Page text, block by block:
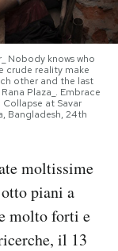
Nobody knows who
crude reality make
other and the last
Plaza_. Embrace
at Savar
Bangladesh, 24th
moltissime
piani a
molto forti e
il 13